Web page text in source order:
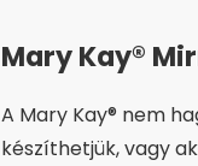
Mary Kay®
A Mary Kay® nem
készíthetjük, vagy